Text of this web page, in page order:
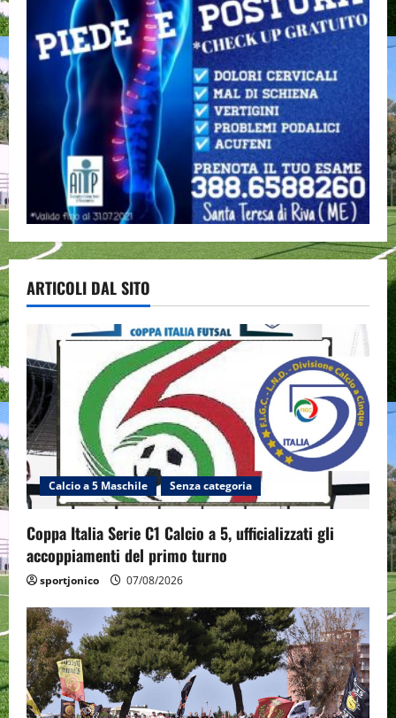
ARTICOLI DAL SITO
Calcio a 5 Maschile Senza categoria
Coppa Italia Serie C1 Calcio a 5, ufficializzati gli
accoppiamenti del primo turno
sportjonico 07/08/2026